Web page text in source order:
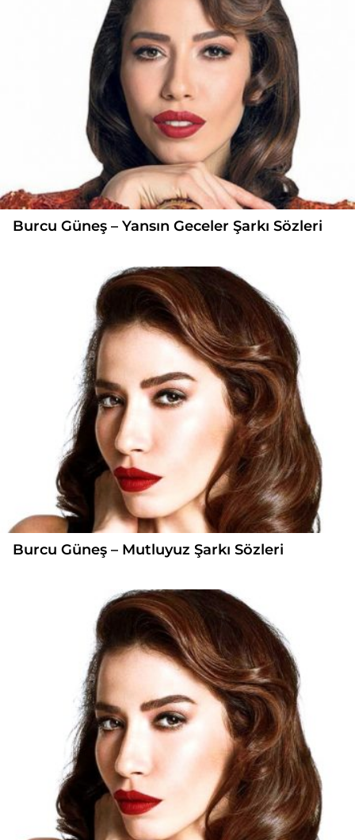
Burcu Güneş – Yansın Geceler Şarkı Sözleri
Burcu Güneş – Mutluyuz Şarkı Sözleri